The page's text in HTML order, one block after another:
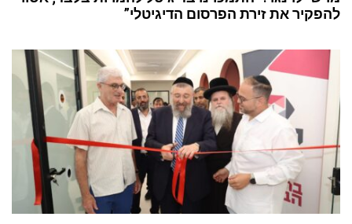
להפקיר את זירת הפרסום הדיגיטלי”